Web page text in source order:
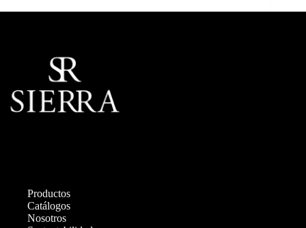
Productos
Catálogos
Nosotros